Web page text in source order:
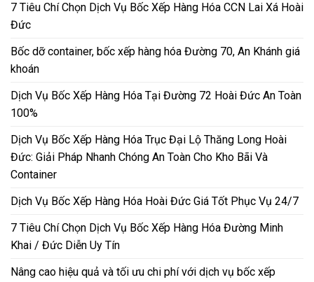
7 Tiêu Chí Chọn Dịch Vụ Bốc Xếp Hàng Hóa CCN Lai Xá Hoài
Đức
Bốc dỡ container, bốc xếp hàng hóa Đường 70, An Khánh giá
khoán
Dịch Vụ Bốc Xếp Hàng Hóa Tại Đường 72 Hoài Đức An Toàn
100%
Dịch Vụ Bốc Xếp Hàng Hóa Trục Đại Lộ Thăng Long Hoài
Đức: Giải Pháp Nhanh Chóng An Toàn Cho Kho Bãi Và
Container
Dịch Vụ Bốc Xếp Hàng Hóa Hoài Đức Giá Tốt Phục Vụ 24/7
7 Tiêu Chí Chọn Dịch Vụ Bốc Xếp Hàng Hóa Đường Minh
Khai / Đức Diễn Uy Tín
Nâng cao hiệu quả và tối ưu chi phí với dịch vụ bốc xếp